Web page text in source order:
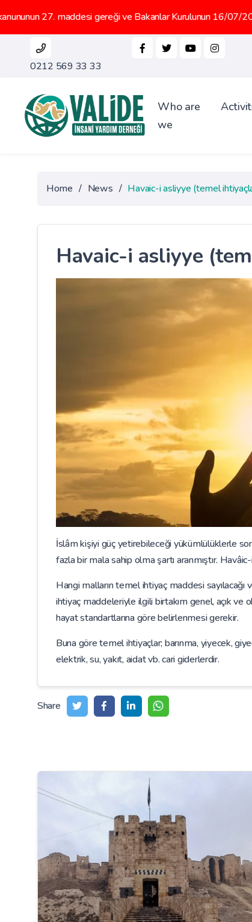
27. maddesi gereği ve Bakanlar Kurulunun 16/07/2014
0212 569 33 33
Who are
we
Home / News / Havaic-i asliyye (temel
Havaic-i asliyye
İslâm kişiyi güç yetirebileceği yükümlülüklerle
fazla bir mala sahip olma şartı aranmıştır.
Hangi malların temel ihtiyaç maddesi
ihtiyaç maddeleriyle ilgili birtakım genel, açık
hayat standartlarına göre belirlenmesi gerekir.
Buna göre temel ihtiyaçlar; barınma, yiyecek,
elektrik, su, yakıt, aidat vb. cari giderlerdir.
Share